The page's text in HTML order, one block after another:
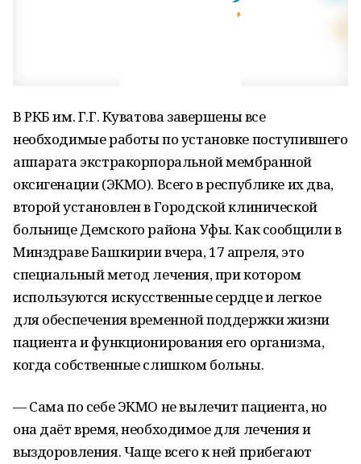
В РКБ им. Г.Г. Куватова завершены все
необходимые работы по установке поступившего
аппарата экстракорпоральной мембранной
оксигенации (ЭКМО). Всего в республике их два,
второй установлен в Городской клинической
больнице Демского района Уфы. Как сообщили в
Минздраве Башкирии вчера, 17 апреля, это
специальный метод лечения, при котором
используются искусственные сердце и легкое
для обеспечения временной поддержки жизни
пациента и функционирования его организма,
когда собственные слишком больны.
— Сама по себе ЭКМО не вылечит пациента, но
она даёт время, необходимое для лечения и
выздоровления. Чаще всего к ней прибегают